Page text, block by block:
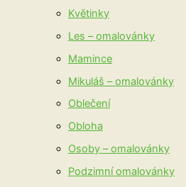
Květinky
Les – omalovánky
Mamince
Mikuláš – omalovánky
Oblečení
Obloha
Osoby – omalovánky
Podzimní omalovánky